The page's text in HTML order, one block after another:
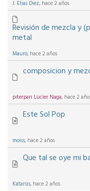
J. Elias Diez, hace 2 años
Revisión de mezcla y
metal
Mauro, hace 2 años
composicion y
piterpan Lücïer Naga, hace 2
Este Sol Pop
moiss, hace 2 años
Que tal se oye mi
Katarsis, hace 2 años